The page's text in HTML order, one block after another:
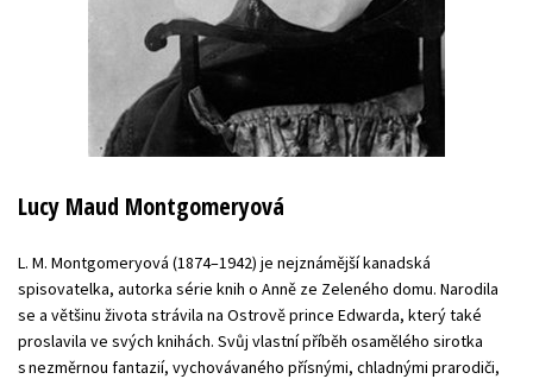
Lucy Maud Montgomeryová
L. M. Montgomeryová (1874–1942) je nejznámější kanadská
spisovatelka, autorka série knih o Anně ze Zeleného domu. Narodila
se a většinu života strávila na Ostrově prince Edwarda, který také
proslavila ve svých knihách. Svůj vlastní příběh osamělého sirotka
s nezměrnou fantazií, vychovávaného přísnými, chladnými prarodiči,